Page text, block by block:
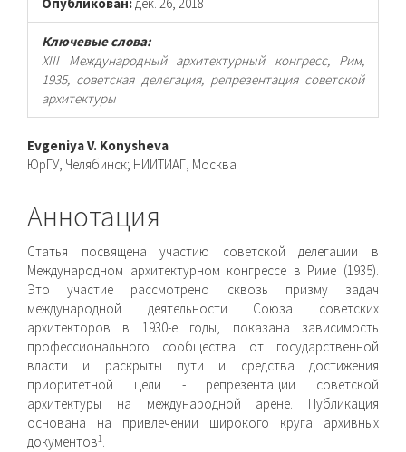
статьи
Ключевые слова:
XIII Международный архитектурный конгресс, Рим,
1935, советская делегация, репрезентация советской
архитектуры
Основное
содержимое
статьи
Evgeniya V. Konysheva
ЮрГУ, Челябинск; НИИТИАГ, Москва
Аннотация
Статья посвящена участию советской делегации в
Международном архитектурном конгрессе в Риме (1935).
Это участие рассмотрено сквозь призму задач
международной деятельности Союза советских
архитекторов в 1930-е годы, показана зависимость
профессионального сообщества от государственной
власти и раскрыты пути и средства достижения
приоритетной цели - репрезентации советской
архитектуры на международной арене. Публикация
основана на привлечении широкого круга архивных
документов1.